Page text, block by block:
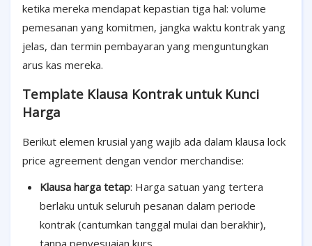
ketika mereka mendapat kepastian tiga hal: volume
pemesanan yang komitmen, jangka waktu kontrak yang
jelas, dan termin pembayaran yang menguntungkan
arus kas mereka.
Template Klausa Kontrak untuk Kunci
Harga
Berikut elemen krusial yang wajib ada dalam klausa lock
price agreement dengan vendor merchandise:
Klausa harga tetap: Harga satuan yang tertera
berlaku untuk seluruh pesanan dalam periode
kontrak (cantumkan tanggal mulai dan berakhir),
tanpa penyesuaian kurs.